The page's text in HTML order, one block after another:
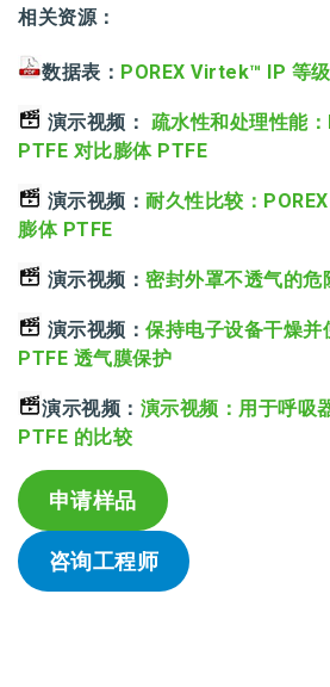
相关资源：
数据表： POREX Virtek™ IP 等
演示视频： 疏水性和处理性能
PTFE 对比膨体 PTFE
演示视频： 耐久性比较：
膨体 PTFE
演示视频： 密封外罩不透气的危
演示视频： 保持电子设备干燥
PTFE 透气膜保护
演示视频： 演示视频： 用于呼吸
PTFE 的比较
申请样品
咨询工程师